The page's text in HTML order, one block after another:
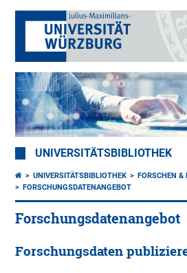
UNIVERSITÄTSBIBLIOTHEK
UNIVERSITÄTSBIBLIOTHEK
FORSCHEN &
FORSCHUNGSDATENANGEBOT
Forschungsdatenangebot
Forschungsdaten